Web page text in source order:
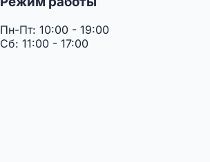
Пн-Пт: 10:00 - 19:00
Сб: 11:00 - 17:00